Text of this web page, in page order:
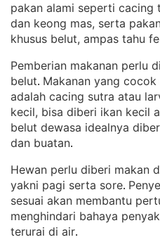
pakan alami seperti cacing
dan keong mas, serta
khusus belut, ampas tahu
Pemberian makanan perlu
belut. Makanan yang
adalah cacing sutra atau
kecil, bisa diberi ikan kecil
belut dewasa idealnya
dan buatan.
Hewan perlu diberi makan
yakni pagi serta sore.
sesuai akan membantu
menghindari bahaya
terurai di air.